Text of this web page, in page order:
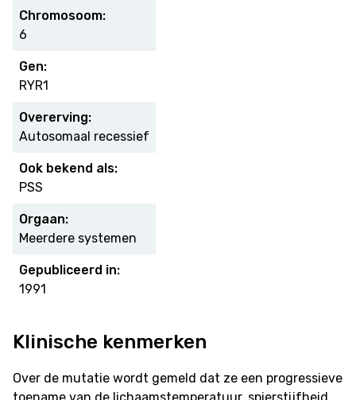
Chromosoom:
6
Gen:
RYR1
Overerving:
Autosomaal recessief
Ook bekend als:
PSS
Orgaan:
Meerdere systemen
Gepubliceerd in:
1991
Klinische kenmerken
Over de mutatie wordt gemeld dat ze een progressieve
toename van de lichaamstemperatuur, spierstijfheid